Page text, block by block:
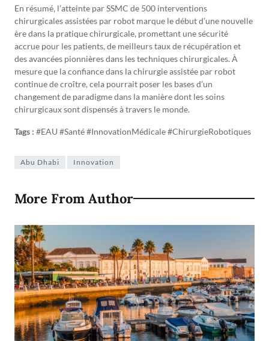
En résumé, l’atteinte par SSMC de 500 interventions
chirurgicales assistées par robot marque le début d’une nouvelle
ère dans la pratique chirurgicale, promettant une sécurité
accrue pour les patients, de meilleurs taux de récupération et
des avancées pionnières dans les techniques chirurgicales. À
mesure que la confiance dans la chirurgie assistée par robot
continue de croître, cela pourrait poser les bases d’un
changement de paradigme dans la manière dont les soins
chirurgicaux sont dispensés à travers le monde.
Tags : #EAU #Santé #InnovationMédicale #ChirurgieRobotiques
Abu Dhabi Innovation
More From Author